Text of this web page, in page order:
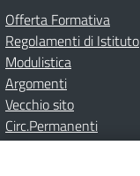
Offerta Formativa
Regolamenti di Istituto
Modulistica
Argomenti
Vecchio sito
Circ.Permanenti